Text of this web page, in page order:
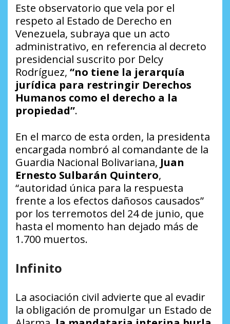
Este observatorio que vela por el
respeto al Estado de Derecho en
Venezuela, subraya que un acto
administrativo, en referencia al decreto
presidencial suscrito por Delcy
Rodríguez, “no tiene la jerarquía
jurídica para restringir Derechos
Humanos como el derecho a la
propiedad”.
En el marco de esta orden, la presidenta
encargada nombró al comandante de la
Guardia Nacional Bolivariana, Juan
Ernesto Sulbarán Quintero,
“autoridad única para la respuesta
frente a los efectos dañosos causados”
por los terremotos del 24 de junio, que
hasta el momento han dejado más de
1.700 muertos.
Infinito
La asociación civil advierte que al evadir
la obligación de promulgar un Estado de